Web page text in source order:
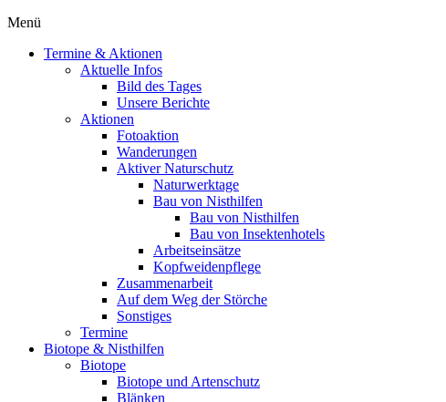
Menü
Termine & Aktionen
Aktuelle Infos
Bild des Tages
Unsere Berichte
Aktionen
Fotoaktion
Wanderungen
Aktiver Naturschutz
Naturwerktage
Bau von Nisthilfen
Bau von Nisthilfen
Bau von Insektenhotels
Arbeitseinsätze
Kopfweidenpflege
Zusammenarbeit
Auf dem Weg der Störche
Sonstiges
Termine
Biotope & Nisthilfen
Biotope
Biotope und Artenschutz
Blänken